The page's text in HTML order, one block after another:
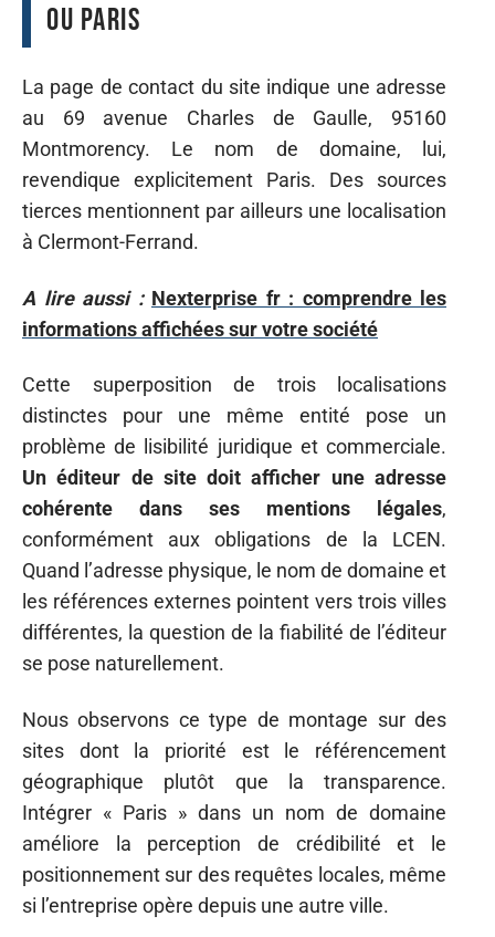
ou Paris
La page de contact du site indique une adresse
au 69 avenue Charles de Gaulle, 95160
Montmorency. Le nom de domaine, lui,
revendique explicitement Paris. Des sources
tierces mentionnent par ailleurs une localisation
à Clermont-Ferrand.
A lire aussi : Nexterprise fr : comprendre les
informations affichées sur votre société
Cette superposition de trois localisations
distinctes pour une même entité pose un
problème de lisibilité juridique et commerciale.
Un éditeur de site doit afficher une adresse
cohérente dans ses mentions légales,
conformément aux obligations de la LCEN.
Quand l’adresse physique, le nom de domaine et
les références externes pointent vers trois villes
différentes, la question de la fiabilité de l’éditeur
se pose naturellement.
Nous observons ce type de montage sur des
sites dont la priorité est le référencement
géographique plutôt que la transparence.
Intégrer « Paris » dans un nom de domaine
améliore la perception de crédibilité et le
positionnement sur des requêtes locales, même
si l’entreprise opère depuis une autre ville.